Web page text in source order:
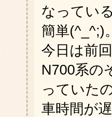
なってい
簡単(^_^;)
今日は前
N700系の
っていた
車時間が